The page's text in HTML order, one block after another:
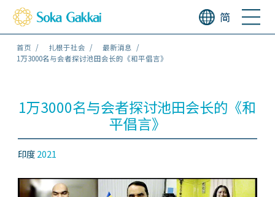
简
首页 扎根于社会
最新消息
1万3000名与会者探讨池田会长的《和平倡言》
1万3000名与会者探讨池田会长的《和
平倡言》
印度2021